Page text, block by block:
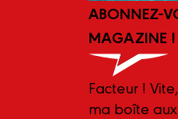
ABONNEZ-
MAGAZINE !
Facteur !
ma boîte